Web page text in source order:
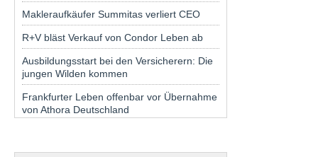
Makleraufkäufer Summitas verliert CEO
R+V bläst Verkauf von Condor Leben ab
Ausbildungsstart bei den Versicherern: Die
jungen Wilden kommen
Frankfurter Leben offenbar vor Übernahme
von Athora Deutschland